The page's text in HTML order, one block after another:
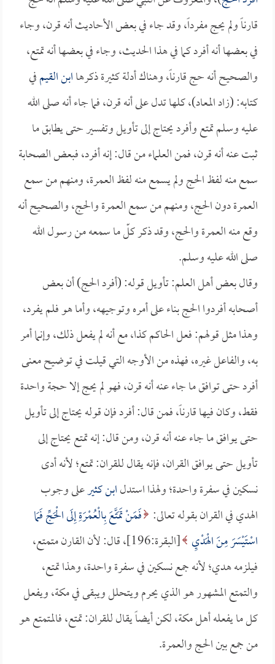
قارناً ولم يحج مفرداً، وقد جاء في بعض الأحاديث أنه قرن، وجاء
في بعضها أنه أفرد كما في هذا الحديث، وجاء في بعضها أنه تمتع،
والصحيح أنه حج قارناً، وهناك أدلة كثيرة ذكرهاابن القيمفي
كتابه: (زاد المعاد)، كلها تدل على أنه قرن، فما جاء أنه صلى الله
عليه وسلم تمتع وأفرد يحتاج إلى تأويل وتفسير حتى يطابق ما
ثبت عنه أنه قرن، فمن العلماء من قال: إنه أفرد، فبعض الصحابة
سمع منه لفظ الحج ولم يسمع منه لفظ العمرة، ومنهم من سمع
العمرة دون الحج، ومنهم من سمع العمرة والحج، والصحيح أنه
وقع منه العمرة والحج، وقد ذكر كلّ ما سمعه من رسول الله
صلى الله عليه وسلم.
وقال بعض أهل العلم: تأويل قوله: (أفرد الحج) أن بعض
أصحابه أفردوا الحج بناء على أمره وتوجيهه، وأما هو فلم يفرد،
وهذا مثل قولهم: فعل الحاكم كذا، مع أنه لم يفعل ذلك، وإنما أمر
به، والفاعل غيره، فهذه من الأوجه التي قيلت في توضيح معنى
أفرد حتى توافق ما جاء عنه أنه قرن، فهو لم يحج إلا حجة واحدة
فقط، وكان فيها قارناً، فمن قال: أفرد فإن قوله يحتاج إلى تأويل
حتى يوافق ما جاء عنه أنه قرن، ومن قال: إنه تمتع يحتاج إلى
تأويل حتى يوافق القران، فإنه يقال للقران: تمتع؛ لأنه أدى
نسكين في سفرة واحدة؛ ولهذا استدلابن كثيرعلى وجوب
الهدي في القران بقوله تعالى: فَمَنْ تَمَتَّعَ بِالْعُمْرَةِ إِلَى الْحَجِّ فَمَا
اسْتَيْسَرَ مِنَ الْهَدْيِ
[البقرة:196]، قال: لأن القارن متمتع،
فيلزمه هدي؛ لأنه جمع نسكين في سفرة واحدة، وهذا تمتع،
والتمتع المشهور هو الذي يحرم ويتحلل ويبقى في مكة، ويفعل
كل ما يفعله أهل مكة، لكن أيضاً يقال للقران: تمتع، فالمتمتع هو
من جمع بين الحج والعمرة.